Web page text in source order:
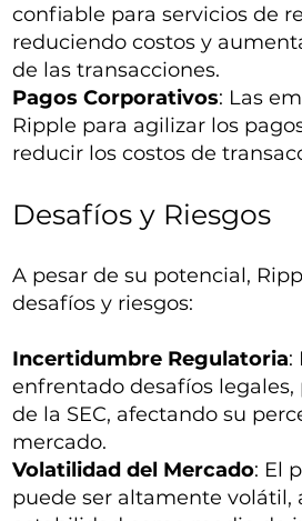
confiable para servicios de
reduciendo costos y
de las transacciones.
Pagos Corporativos: Las
Ripple para agilizar los
reducir los costos de
Desafíos y Riesgos
A pesar de su potencial,
desafíos y riesgos:
Incertidumbre Regulatoria:
enfrentado desafíos
de la SEC, afectando su
mercado.
Volatilidad del Mercado: El
puede ser altamente volátil,